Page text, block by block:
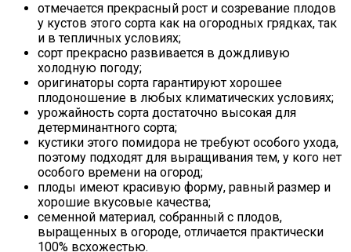
отмечается прекрасный рост и созревание плодов
у кустов этого сорта как на огородных грядках, так
и в тепличных условиях;
сорт прекрасно развивается в дождливую
холодную погоду;
оригинаторы сорта гарантируют хорошее
плодоношение в любых климатических условиях;
урожайность сорта достаточно высокая для
детерминантного сорта;
кустики этого помидора не требуют особого ухода,
поэтому подходят для выращивания тем, у кого нет
особого времени на огород;
плоды имеют красивую форму, равный размер и
хорошие вкусовые качества;
семенной материал, собранный с плодов,
выращенных в огороде, отличается практически
100% всхожестью.